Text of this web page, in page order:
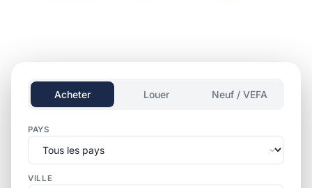
Acheter Louer Neuf / VEFA
PAYS
VILLE